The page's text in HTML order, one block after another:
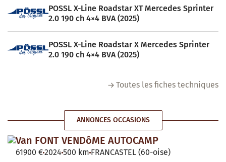
POSSL X-Line Roadstar XT Mercedes Sprinter
2.0 190 ch 4×4 BVA (2025)
POSSL X-Line Roadstar X Mercedes Sprinter
2.0 190 ch 4×4 BVA (2025)
Toutes les fiches techniques
ANNONCES OCCASIONS
Van FONT VENDôME AUTOCAMP
61900 €2024 500 km FRANCASTEL (60-oise)